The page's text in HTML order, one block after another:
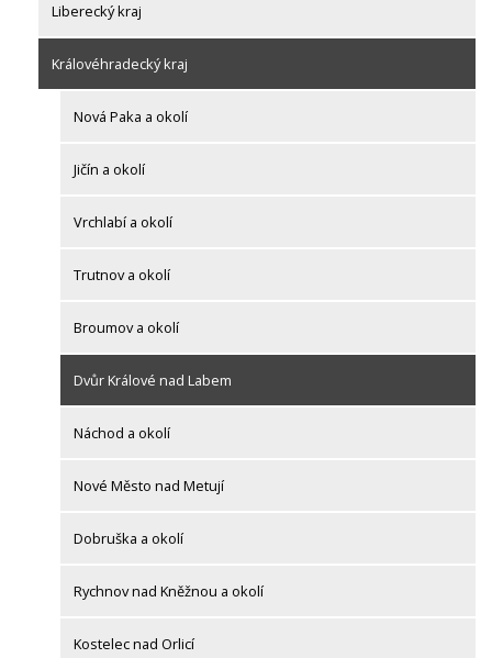
Liberecký kraj
Královéhradecký kraj
Nová Paka a okolí
Jičín a okolí
Vrchlabí a okolí
Trutnov a okolí
Broumov a okolí
Dvůr Králové nad Labem
Náchod a okolí
Nové Město nad Metují
Dobruška a okolí
Rychnov nad Kněžnou a okolí
Kostelec nad Orlicí